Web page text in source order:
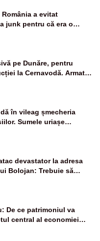
România a evitat
junk pentru că era o
bănci și fondurile de
pe Dunăre, pentru
la Cernavodă. Armata
și va devia apa
în vileag șmecheria
Sumele uriașe
român
devastator la adresa
Bolojan: Trebuie să
dar nu șținem omaneii
De ce patrimoniul va
central al economiei